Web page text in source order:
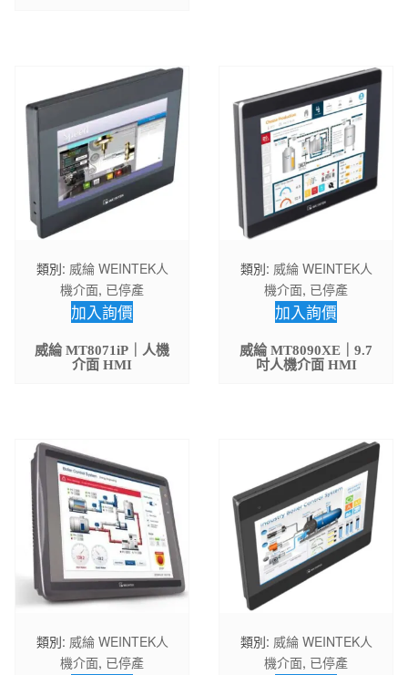
類別: 威綸 WEINTEK人
機介面, 已停產
加入詢價
威綸 MT8071iP｜人機
介面 HMI
類別: 威綸 WEINTEK人
機介面, 已停產
加入詢價
威綸 MT8090XE｜9.7
吋人機介面 HMI
類別: 威綸 WEINTEK人
機介面, 已停產
類別: 威綸 WEINTEK人
機介面, 已停產